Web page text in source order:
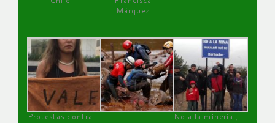
Márquez
Protestas contra
No a la minería ,